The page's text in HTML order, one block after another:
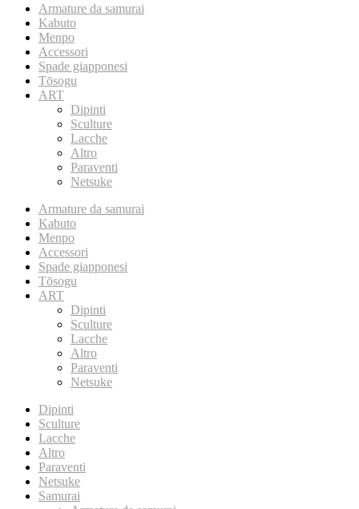
Armature da samurai
Kabuto
Menpo
Accessori
Spade giapponesi
Tōsogu
ART
Dipinti
Sculture
Lacche
Altro
Paraventi
Netsuke
Armature da samurai
Kabuto
Menpo
Accessori
Spade giapponesi
Tōsogu
ART
Dipinti
Sculture
Lacche
Altro
Paraventi
Netsuke
Dipinti
Sculture
Lacche
Altro
Paraventi
Netsuke
Samurai